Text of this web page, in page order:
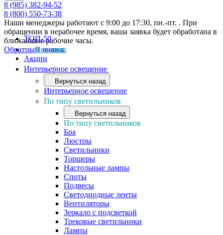
8 (985) 382-94-52
8 (800) 550-73-38
Наши менеджеры работают с 9:00 до 17:30, пн.-пт. . При
обращении в нерабочее время, ваша заявка будет обработана в
ближайшие рабочие часы.
Обратный звонок
ТОП-50
Новинки
Акции
Интерьерное освещение
Вернуться назад
Интерьерное освещение
По типу светильников
Вернуться назад
По типу светильников
Бра
Люстры
Светильники
Торшеры
Настольные лампы
Споты
Подвесы
Светодиодные ленты
Вентиляторы
Зеркало с подсветкой
Трековые светильники
Лампы